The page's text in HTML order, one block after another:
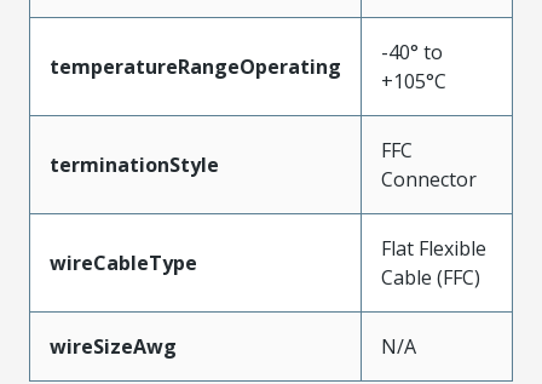
temperatureRangeOperating
-40° to
+105°C
terminationStyle
FFC
Connector
wireCableType
Flat Flexible
Cable (FFC)
wireSizeAwg N/A